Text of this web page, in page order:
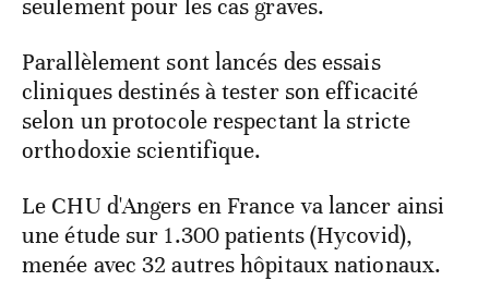
seulement pour les cas graves.
Parallèlement sont lancés des essais
cliniques destinés à tester son efficacité
selon un protocole respectant la stricte
orthodoxie scientifique.
Le CHU d'Angers en France va lancer ainsi
une étude sur 1.300 patients (Hycovid),
menée avec 32 autres hôpitaux nationaux.